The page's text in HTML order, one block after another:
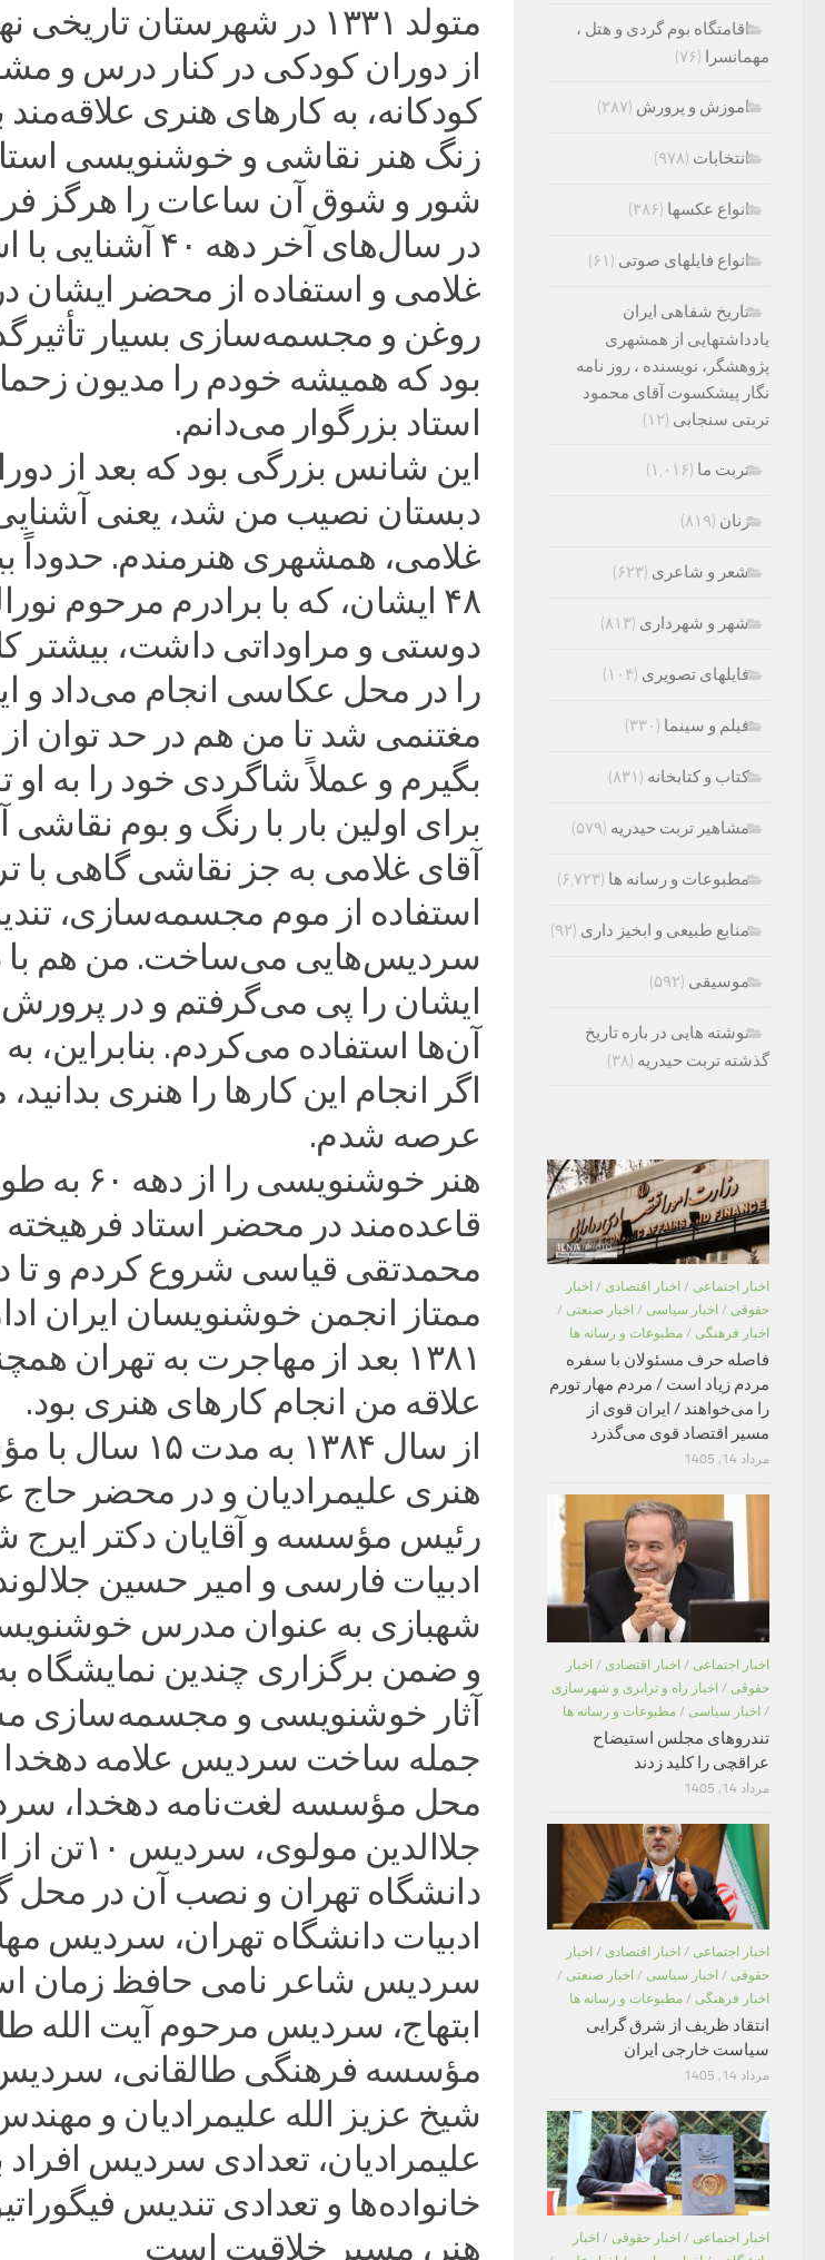
متولد ۱۳۳۱ در شهرستان
از دوران کودکی در کنار درس و
کودکانه، به کارهای هنری علاقه‌مند
زنگ هنر نقاشی و خوشنویسی
شور و شوق آن ساعات را هرگز
در سال‌های آخر
غلامی و استفاده از محضر ایشان
روغن و مجسمه‌سازی بسیار
بود که همیشه خودم را مدیون
استاد بزرگوار می‌دانم.
این شانس بزرگی بود که بعد از
دبستان نصیب من شد، یعنی
۴۸ ایشان، که با برادرم مرحوم
دوستی و مراوداتی داشت، بیشتر
را در محل عکاسی انجام می‌داد و
مغتنمی شد تا من هم در حد توان
بگیرم و عملاً شاگردی خود را به او
برای اولین بار با رنگ و بوم
آقای غلامی به جز نقاشی گاهی با
استفاده از موم مجسمه‌سازی،
سردیس‌هایی می‌ساخت. من هم با
ایشان را پی می‌گرفتم و در
آن‌ها استفاده می‌کردم. بنابراین،
اگر انجام این کارها را هنری
عرصه شدم.
هنر
قاعده‌مند در محضر استاد
محمدتقی قیاسی شروع کردم و تا
ممتاز انجمن خوشنویسان ایران
۱۳۸۱ بعد از مهاجرت به تهران
علاقه من انجام کارهای هنری بود.
از سال ۱۳۸۴ به
هنری علیمرادیان و در محضر
رئیس مؤسسه و آقایان دکتر ایرج
ادبیات فارسی و امیر حسین
شهبازی به عنوان مدرس
و ضمن برگزاری چندین نمایشگاه
آثار خوشنویسی و مجسمه‌سازی
جمله ساخت سردیس علامه دهخدا
محل مؤسسه لغت‌نامه دهخدا،
جلاالدین
دانشگاه تهران و نصب آن در محل
ادبیات دانشگاه تهران، سردیس
سردیس شاعر نامی حافظ زمان
ابتهاج، سردیس مرحوم آیت الله
مؤسسه فرهنگی طالقانی،
شیخ عزیز الله علیمرادیان و
علیمرادیان، تعدادی سردیس
خانواده‌ها و تعدادی تندیس
هنر، مسیر خلاقیت است
اقامتگاه بوم گردی و هتل ،
مهمانسرا (۷۶)
اموزش و پرورش (۲۸۷)
انتخابات (۹۷۸)
انواع عکسها (۳۸۶)
انواع فایلهای صوتی (۶۱)
تاریخ شفاهی ایران
یادداشتهایی از همشهری
پژوهشگر، نویسنده ، روز نامه
نگار پیشکسوت آقای محمود
تربتی سنجابی (۱۲)
تربت ما (۱,۰۱۶)
زنان (۸۱۹)
شعر و شاعری (۶۲۳)
شهر و شهرداری (۸۱۳)
فایلهای تصویری (۱۰۴)
فیلم و سینما (۳۳۰)
کتاب و کتابخانه (۸۳۱)
مشاهیر تربت حیدریه (۵۷۹)
مطبوعات و رسانه ها (۶,۷۲۳)
منابع طبیعی و ابخیز داری (۹۲)
موسیقی (۵۹۲)
نوشته هایی در باره تاریخ
گذشته تربت حیدریه (۳۸)
اخبار اجتماعی / اخبار اقتصادی / اخبار
حقوقی / اخبار سیاسی / اخبار صنعتی /
اخبار فرهنگی / مطبوعات و رسانه ها
فاصله حرف مسئولان با سفره
مردم زیاد است / مردم مهار تورم
را می‌خواهند / ایران قوی از
مسیر اقتصاد قوی می‌گذرد
مرداد 14, 1405
اخبار اجتماعی / اخبار اقتصادی / اخبار
حقوقی / اخبار راه و ترابری و شهرسازی
/ اخبار سیاسی / مطبوعات و رسانه ها
تندروهای مجلس استیضاح
عراقچی را کلید زدند
مرداد 14, 1405
اخبار اجتماعی / اخبار اقتصادی / اخبار
حقوقی / اخبار سیاسی / اخبار صنعتی /
اخبار فرهنگی / مطبوعات و رسانه ها
انتقاد ظریف از شرق گرایی
سیاست خارجی ایران
مرداد 14, 1405
اخبار اجتماعی / اخبار حقوقی / اخبار